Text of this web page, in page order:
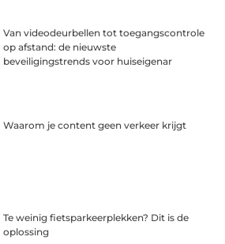
Van videodeurbellen tot toegangscontrole
op afstand: de nieuwste
beveiligingstrends voor huiseigenar
Waarom je content geen verkeer krijgt
Te weinig fietsparkeerplekken? Dit is de
oplossing